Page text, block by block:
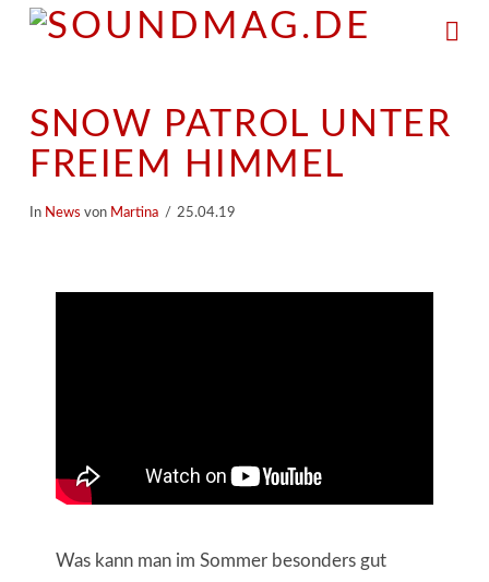
SNOW PATROL UNTER
FREIEM HIMMEL
In News von Martina 25.04.19
Was kann man im Sommer besonders gut